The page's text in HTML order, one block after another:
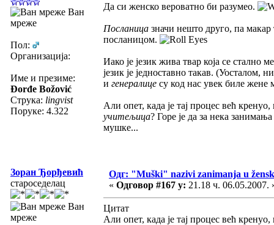
Ван
мреже
Пол:
Организација:
Име и презиме:
Đorđe Božović
Струка: lingvist
Поруке: 4.322
Да си женско вероватно би разумео.
Посланица значи нешто друго, па
посланицом.
Иако је језик жива твар која се
језик је једноставно такав.
и генералице су код нас увек биле жене
Али опет, када је тај процес већ
учитељица? Горе је да за нека
мушке...
Зоран Ђорђевић
староседелац
Ван
мреже
Одг: "Muški" nazivi zanimanja u
« Одговор #167 у: 21.18 ч. 06.05.2007.
Цитат
Али опет, када је тај процес већ кренуо,